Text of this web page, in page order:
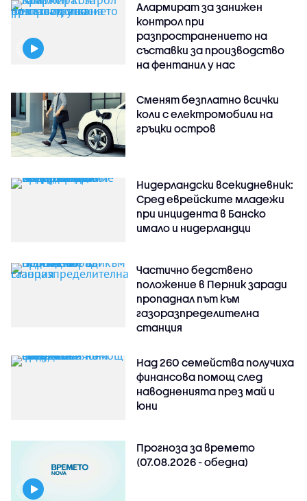
Алармират за занижен
контрол при
разпространението на
съставки за производство
на фентанил у нас
Сменят безплатно всички
коли с електромобили на
гръцки остров
Нидерландски всекидневник:
Сред еврейските младежи
при инцидента в Банско
имало и нидерландци
Частично бедствено
положение в Перник заради
пропаднал път към
газоразпределителна
станция
Над 260 семейства получиха
финансова помощ след
наводненията през май и
юни
Прогноза за времето
(07.08.2026 - обедна)